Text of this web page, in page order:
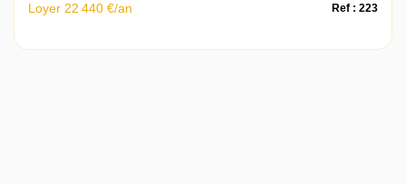
Loyer 22 440 €/an Ref : 223